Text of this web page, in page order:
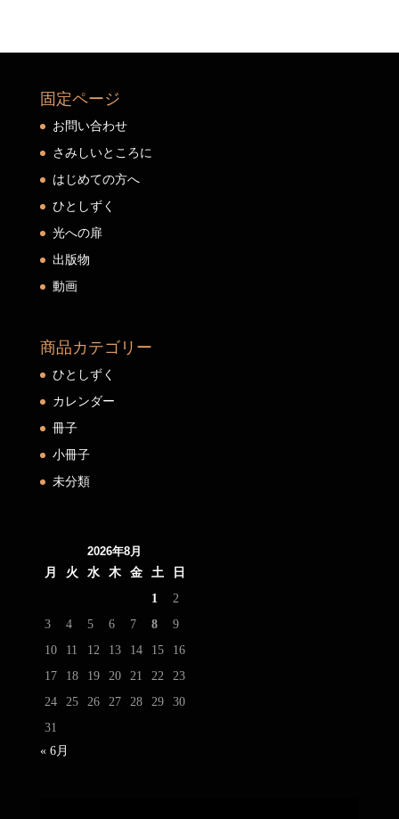
固定ページ
お問い合わせ
さみしいところに
はじめての方へ
ひとしずく
光への扉
出版物
動画
商品カテゴリー
ひとしずく
カレンダー
冊子
小冊子
未分類
2026年8月
月
火 水 木 金 土
日
1
2
3
4 5 6 7 8
9
10
11 12 13 14 15
16
17
18 19 20 21 22
23
24
25 26 27 28 29
30
31
« 6月